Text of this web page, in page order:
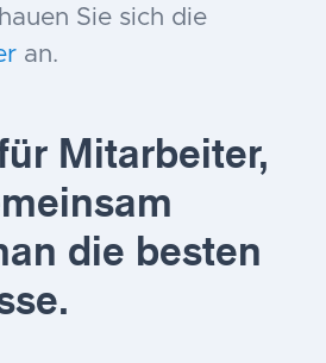
Sie sich die
an.
Mitarbeiter,
die besten